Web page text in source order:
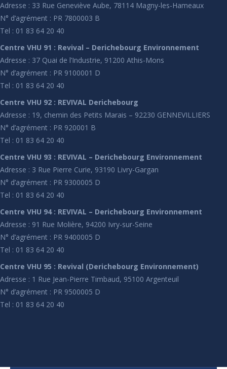
Adresse : 33 Rue Geneviève Aube, 78114 Magny-les-Hameaux
N° d’agrément : PR 7800003 B
Tel : 01 83 64 20 40
Centre VHU 91 : Revival – Derichebourg Environnement
Adresse : 37 Quai de l’Industrie, 91200 Athis-Mons
N° d’agrément : PR 9100001 D
Tel : 01 83 64 20 40
Centre VHU 92 : REVIVAL Derichebourg
Adresse : 19, chemin des Petits Marais – 92230 GENNEVILLIERS
N° d’agrément : PR 920001 B
Tel : 01 83 64 20 40
Centre VHU 93 : REVIVAL – Derichebourg Environnement
Adresse : 3 Rue Pierre Curie, 93190 Livry-Gargan
N° d’agrément : PR 9300005 D
Tel : 01 83 64 20 40
Centre VHU 94 : REVIVAL – Derichebourg Environnement
Adresse : 91 Rue Molière, 94200 Ivry-sur-Seine
N° d’agrément : PR 9400005 D
Tel : 01 83 64 20 40
Centre VHU 95 : Revival (Derichebourg Environnement)
Adresse : 1 Rue Jean-Pierre Timbaud, 95100 Argenteuil
N° d’agrément : PR 9500005 D
Tel : 01 83 64 20 40